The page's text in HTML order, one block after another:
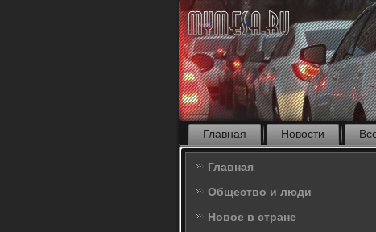
Главная Новости
Главная
Общество и люди
Новое в стране